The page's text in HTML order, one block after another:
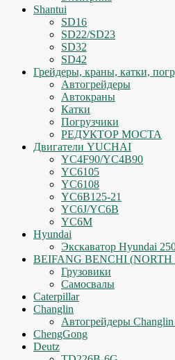
Shantui
SD16
SD22/SD23
SD32
SD42
Грейдеры, краны, катки,
Автогрейдеры
Автокраны
Катки
Погрузчики
РЕДУКТОР МОСТА
Двигатели YUCHAI
YC4F90/YC4B90
YC6105
YC6108
YC6B125-21
YC6J/YC6B
YC6M
Hyundai
Экскаватор Hyundai
BEIFANG BENCHI (NORTH
Грузовики
Самосвалы
Caterpillar
Changlin
Автогрейдеры
ChengGong
Deutz